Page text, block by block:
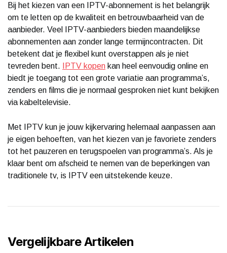
Bij het kiezen van een IPTV-abonnement is het belangrijk
om te letten op de kwaliteit en betrouwbaarheid van de
aanbieder. Veel IPTV-aanbieders bieden maandelijkse
abonnementen aan zonder lange termijncontracten. Dit
betekent dat je flexibel kunt overstappen als je niet
tevreden bent.
IPTV kopen kan heel eenvoudig online en
biedt je toegang tot een grote variatie aan programma’s,
zenders en films die je normaal gesproken niet kunt bekijken
via kabeltelevisie.
Met IPTV kun je jouw kijkervaring helemaal aanpassen aan
je eigen behoeften, van het kiezen van je favoriete zenders
tot het pauzeren en terugspoelen van programma’s. Als je
klaar bent om afscheid te nemen van de beperkingen van
traditionele tv, is IPTV een uitstekende keuze.
Vergelijkbare Artikelen